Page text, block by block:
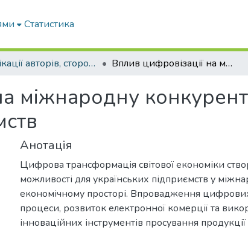
Статистика
Публікації авторів, сторонніх університету Вплив цифровізації на міжнародну конкурентоспроможність українських підприємств
міжнародну
Анотація
Цифрова трансформація світової економіки
можливості для українських підприємств у
економічному просторі. Впровадження
процеси, розвиток електронної комерції та
інноваційних інструментів просування